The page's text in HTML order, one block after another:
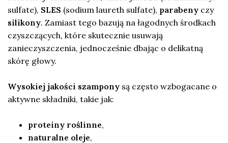
sulfate), SLES (sodium laureth sulfate), parabeny czy
silikony. Zamiast tego bazują na łagodnych środkach
czyszczących, które skutecznie usuwają
zanieczyszczenia, jednocześnie dbając o delikatną
skórę głowy.
Wysokiej jakości szampony są często wzbogacane o
aktywne składniki, takie jak:
proteiny roślinne,
naturalne oleje,